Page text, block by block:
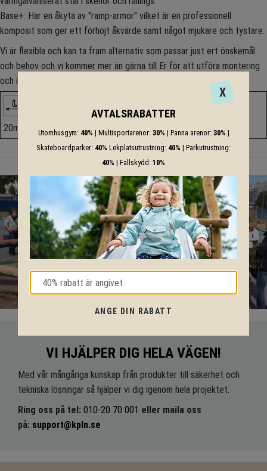
Base+: Har en åkyta av "ramp-armor" vilket är en professionell
komposit som ger ett förhöjt åkvärde samt något mjukare och tystare.
Vi är flexibla och kan ta fram alternativ som passar just ert önskemål
och behov och vi kommer mer än gärna till Er för att utföra montering
och installation.
20m 30m
VI HJÄLPER DIG HELA VÄGEN!
Med vår mångåriga kunskap från produkter till säkerhet och
tekniska lösningar så hjälper vi dig igenom hela projektet.
Ring oss på tel: 010-20 70 001 eller maila oss
på: support@kpln.se
X
AVTALSRABATTER
Utomhusgym: 40% | Multisportarenor: 30% | Panna arenor: 30% |
Skateboardparker: 40% Lekplatsutrustning: 40% | Parkutrustning:
40% | Fallskydd: 10%
ANGE DIN RABATT